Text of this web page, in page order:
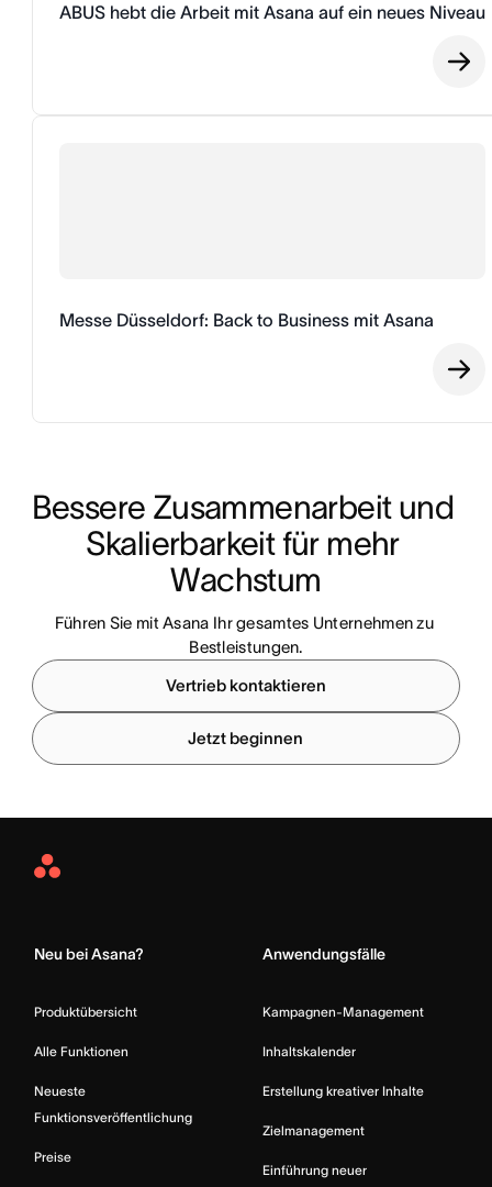
ABUS hebt die Arbeit mit Asana auf ein neues Niveau
Messe Düsseldorf: Back to Business mit Asana
Bessere Zusammenarbeit und
Skalierbarkeit für mehr
Wachstum
Führen Sie mit Asana Ihr gesamtes Unternehmen zu
Bestleistungen.
Vertrieb kontaktieren
Jetzt beginnen
Asana
Neu bei Asana?
Produktübersicht
Alle Funktionen
Neueste
Funktionsveröffentlichung
Preise
Anwendungsfälle
Kampagnen-Management
Inhaltskalender
Erstellung kreativer Inhalte
Zielmanagement
Einführung neuer